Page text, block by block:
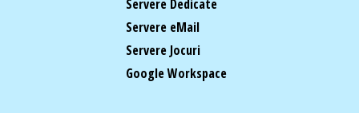
Servere Dedicate
Servere eMail
Servere Jocuri
Google Workspace